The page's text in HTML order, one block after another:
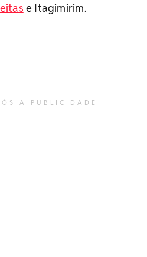
e Itagimirim.
A PUBLICIDADE